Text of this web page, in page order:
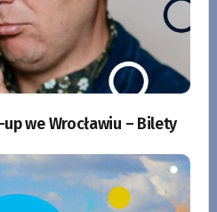
we Wrocławiu – Bilety